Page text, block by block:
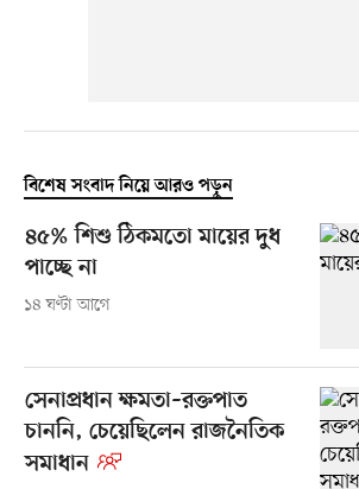
বিশেষ সংবাদ নিয়ে আরও পড়ুন
৪৫% শিশু ঠিকমতো মায়ের দুধ
পাচ্ছে না
১৪ ঘণ্টা আগে
সেনাপ্রধান ক্ষমতা–রক্তপাত
চাননি, চেয়েছিলেন রাজনৈতিক
সমাধান